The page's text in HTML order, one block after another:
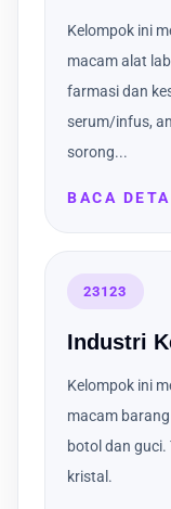
Kelompok ini
macam alat
farmasi dan
serum/infus,
sorong...
BACA
23123
Industri
Kelompok ini
macam
botol dan
kristal.